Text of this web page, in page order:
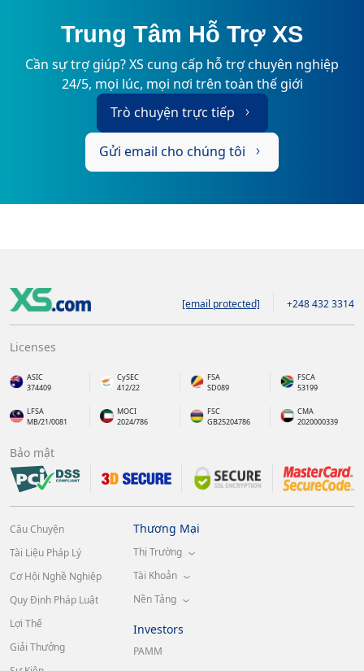
Trung Tâm Hỗ Trợ XS
Cần sự trợ giúp? XS cung cấp hỗ trợ chuyên nghiệp
24/5, mọi lúc, mọi nơi trên toàn thế giới
Trò chuyện trực tiếp
Gửi email cho chúng tôi
[email protected] +248 432 3314
Licenses
ASIC
374409
CySEC
412/22
FSA
SD089
FSCA
53199
LFSA
MB/21/0081
MOCI
2024/786
FSC
GB25204786
CMA
2020000339
Bảo mật
Câu Chuyện
Tài Liệu Pháp Lý
Cơ Hội Nghề Nghiệp
Quy Định Pháp Luật
Lợi Thế
Giải Thưởng
Thương Mại
Thị Trường
Tài Khoản
Nền Tảng
Investors
PAMM